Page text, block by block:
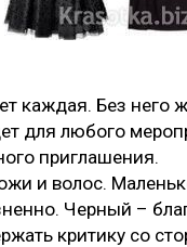
каждая. Без него
для любого
приглашения.
и волос.
Черный –
критику со